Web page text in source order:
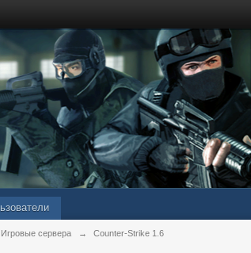
Игровые сервера → Counter-Strike 1.6